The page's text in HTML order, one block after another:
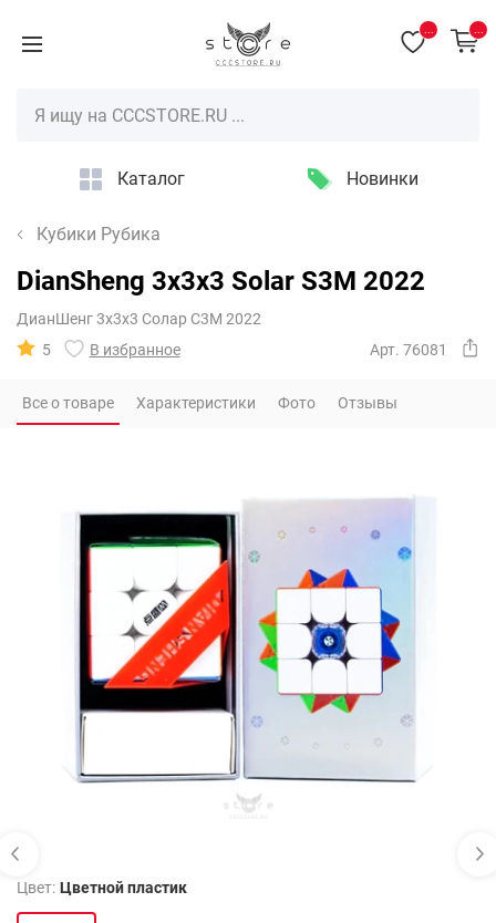
Каталог Новинки
Кубики Рубика
DianSheng 3x3x3 Solar S3M 2022
ДианШенг 3х3х3 Солар С3М 2022
5
В избранное Арт. 76081
Все о товаре Характеристики Фото Отзывы
Цвет: Цветной пластик